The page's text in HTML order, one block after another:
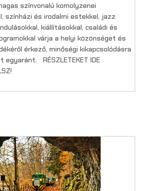
színvonalú komolyzenei
színházi és irodalmi estekkel, jazz
kiállításokkal, családi és
várja a helyi közönséget és
érkező, minőségi kikapcsolódásra
egyaránt. RÉSZLETEKET IDE